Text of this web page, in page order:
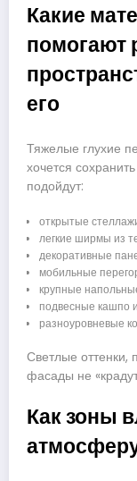
Какие
помогают
его
Тяжелые глухие
хочется
подойдут:
открытые
легкие ширмы из
декоративные
мобильные
крупные
подвесные кашпо
разноуровневые
Светлые оттенки,
фасады не
Как зоны